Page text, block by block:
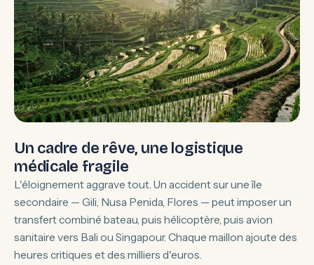
Un cadre de rêve, une logistique
médicale fragile
L'éloignement aggrave tout. Un accident sur une île
secondaire — Gili, Nusa Penida, Flores — peut imposer un
transfert combiné bateau, puis hélicoptère, puis avion
sanitaire vers Bali ou Singapour. Chaque maillon ajoute des
heures critiques et des milliers d'euros.